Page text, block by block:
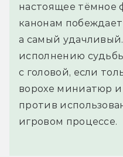
настоящее тёмное
канонам
а самый
исполнению
с головой, если
ворохе миниатюр
против
игровом процессе.